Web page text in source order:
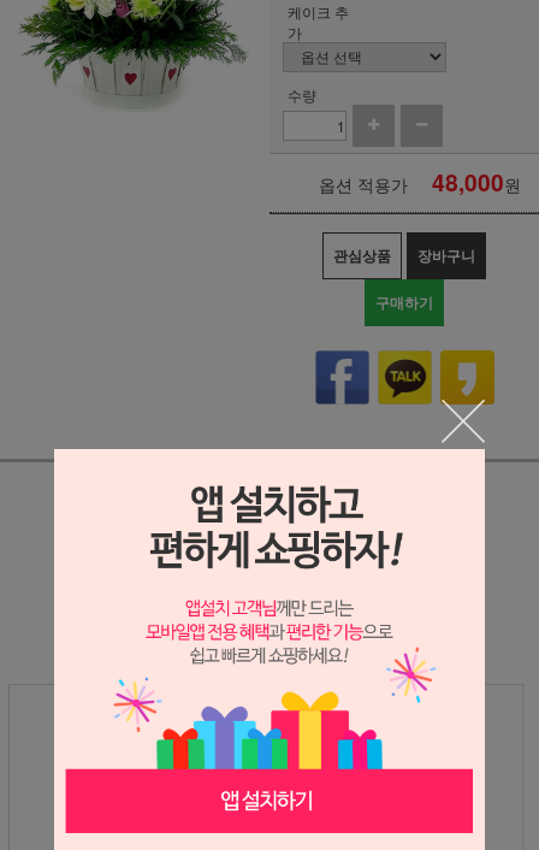
케이크 추
가
수량
옵션 적용가 48,000원
관심상품 장바구니
구매하기
상세정보 새창 열기